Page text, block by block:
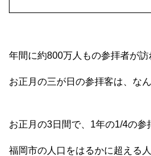
年間に約800万人もの参拝者が
お正月の三が日の参拝客は、な
お正月の3日間で、1年の1/4の参
福岡市の人口をはるかに超える